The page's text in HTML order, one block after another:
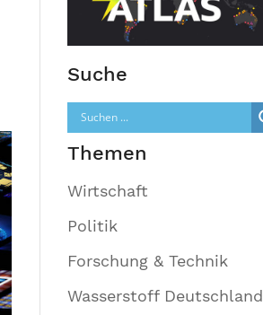
Suche
Themen
Wirtschaft
Politik
Forschung & Technik
Wasserstoff Deutschland